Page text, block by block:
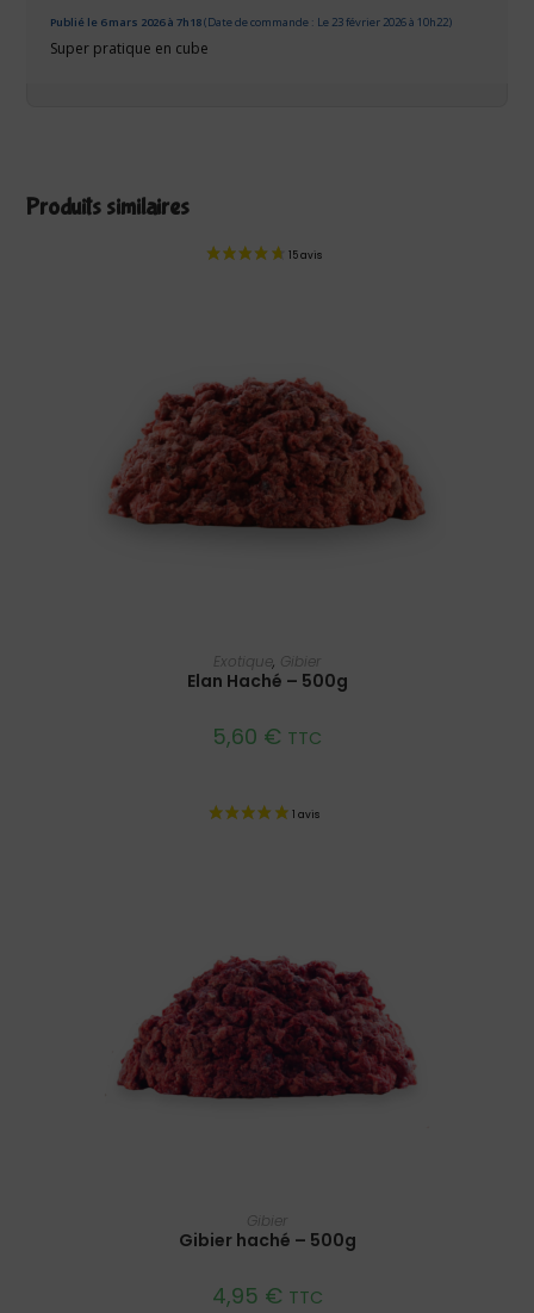
Publié le 6 mars 2026 à 7h18(Date de commande : Le 23 février 2026 à 10h22)
Super pratique en cube
Produits similaires
AJOUTER AU PANIER
Exotique, Gibier
Elan Haché – 500g
5,60 € TTC
AJOUTER AU PANIER
Gibier
Gibier haché – 500g
4,95 € TTC